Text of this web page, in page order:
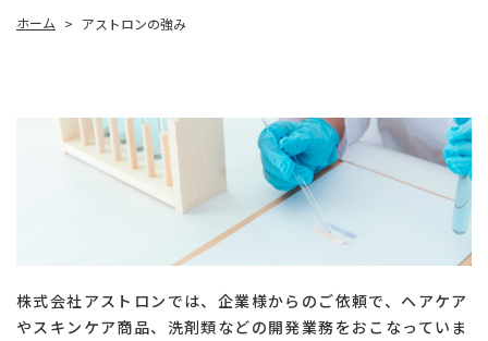
ホーム > アストロンの強み
株式会社アストロンでは、企業様からのご依頼で、ヘアケア
やスキンケア商品、洗剤類などの開発業務をおこなっていま